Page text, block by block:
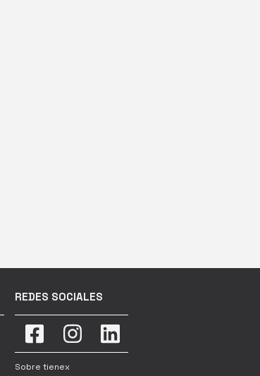
REDES SOCIALES
Sobre tienex